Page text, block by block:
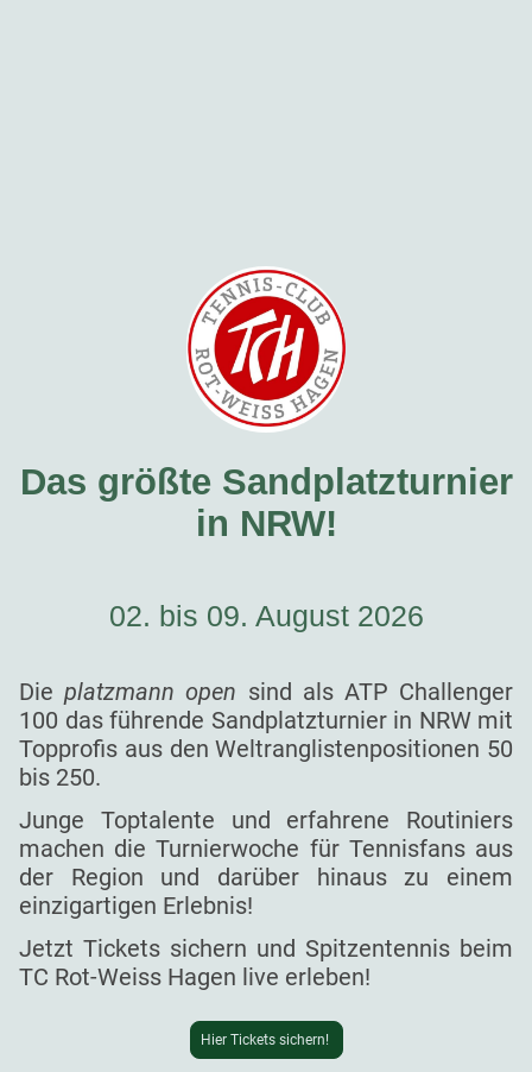
Das größte Sandplatzturnier
in NRW!
02. bis 09. August 2026
Dieplatzmann open sind als ATP Challenger
100 das führende Sandplatzturnier in NRW mit
Topprofis aus den Weltranglistenpositionen 50
bis 250.
Junge Toptalente und erfahrene Routiniers
machen die Turnierwoche für Tennisfans aus
der Region und darüber hinaus zu einem
einzigartigen Erlebnis!
Jetzt Tickets sichern und Spitzentennis beim
TC Rot-Weiss Hagen live erleben!
Hier Tickets sichern!